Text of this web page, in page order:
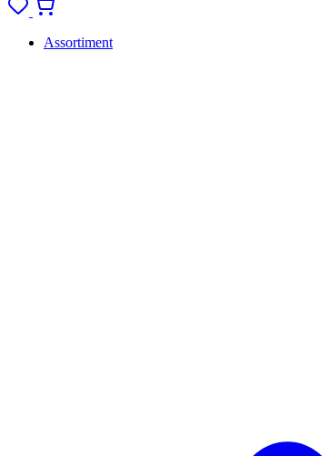
Assortiment